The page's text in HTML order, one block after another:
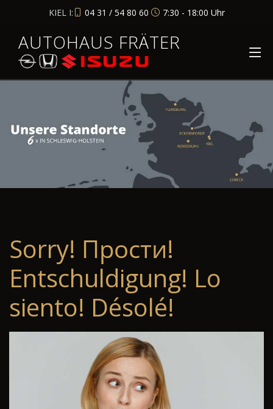
KIEL I: 04 31 / 54 80 60 7:30 - 18:00 Uhr
AUTOHAUS FRÄTER
Sorry! Прости!
Entschuldigung! Lo
siento! Désolé!